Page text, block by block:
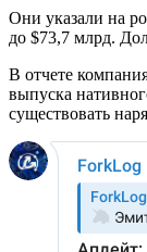
Они указали на
до $73,7 млрд.
В отчете
выпуска
существовать